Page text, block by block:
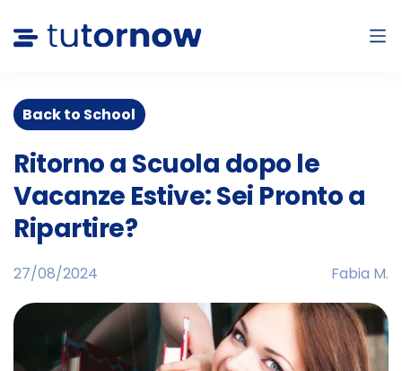
Back to School
Ritorno a Scuola dopo le
Vacanze Estive: Sei Pronto a
Ripartire?
27/08/2024 Fabia M.